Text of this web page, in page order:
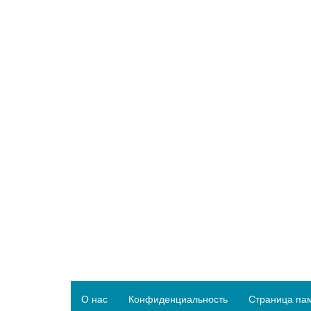
О нас Конфиденциальность Страница